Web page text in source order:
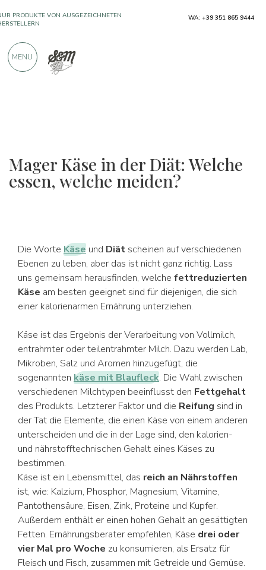
Mager Käse in der Diät: Welche
essen, welche meiden?
Die Worte Käse und Diät scheinen auf verschiedenen
Ebenen zu leben, aber das ist nicht ganz richtig. Lass
uns gemeinsam herausfinden, welche fettreduzierten
Käse am besten geeignet sind für diejenigen, die sich
einer kalorienarmen Ernährung unterziehen.
Käse ist das Ergebnis der Verarbeitung von Vollmilch,
entrahmter oder teilentrahmter Milch. Dazu werden Lab,
Mikroben, Salz und Aromen hinzugefügt, die
sogenannten käse mit Blaufleck. Die Wahl zwischen
verschiedenen Milchtypen beeinflusst den Fettgehalt
des Produkts. Letzterer Faktor und die Reifung sind in
der Tat die Elemente, die einen Käse von einem anderen
unterscheiden und die in der Lage sind, den kalorien-
und nährstofftechnischen Gehalt eines Käses zu
bestimmen.
Käse ist ein Lebensmittel, das reich an Nährstoffen
ist, wie: Kalzium, Phosphor, Magnesium, Vitamine,
Pantothensäure, Eisen, Zink, Proteine und Kupfer.
Außerdem enthält er einen hohen Gehalt an gesättigten
Fetten. Ernährungsberater empfehlen, Käse drei oder
vier Mal pro Woche zu konsumieren, als Ersatz für
Fleisch und Fisch, zusammen mit Getreide und Gemüse.
PRODUKTE VON AUSGEZEICHNETEN
900 POSITIVE BEWERTUNGEN
WA: +39 351 865 9444
MENU